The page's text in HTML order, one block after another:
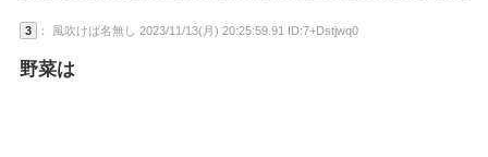
3 ： 風吹けば名無し 2023/11/13(月) 20:25:59.91 ID:7+Dstjwq0
野菜は